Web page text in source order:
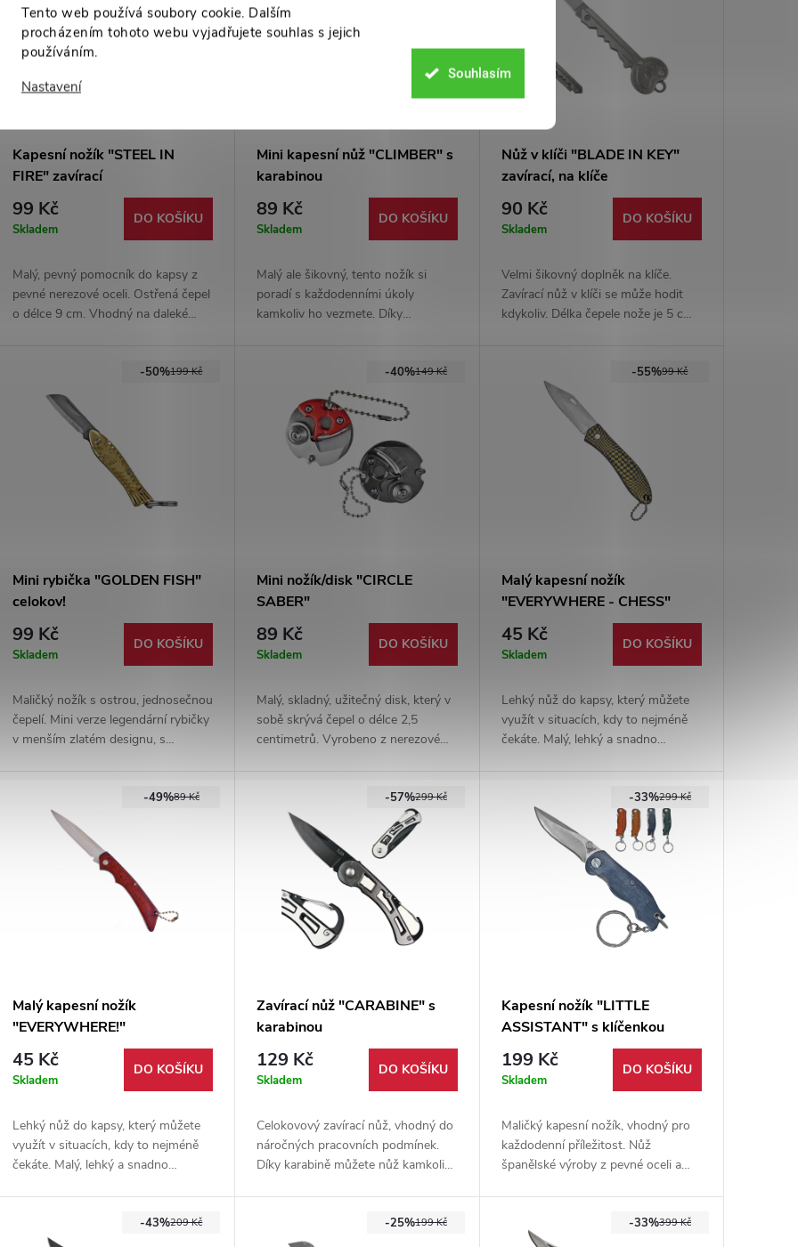
Tento web používá soubory cookie. Dalším
procházením tohoto webu vyjadřujete souhlas s jejich
používáním.
Nastavení
Souhlasím
Kapesní nožík "STEEL IN
FIRE" zavírací
99 Kč
Skladem
DO KOŠÍKU
Malý, pevný pomocník do kapsy z
pevné nerezové oceli. Ostřená čepel
o délce 9 cm. Vhodný na daleké
Mini kapesní nůž "CLIMBER" s
karabinou
89 Kč
Skladem
DO KOŠÍKU
Malý ale šikovný, tento nožík si
poradí s každodenními úkoly
kamkoliv ho vezmete. Díky
Nůž v klíči "BLADE IN KEY"
zavírací, na klíče
90 Kč
Skladem
DO KOŠÍKU
Velmi šikovný doplněk na klíče.
Zavírací nůž v klíči se může hodit
kdykoliv. Délka čepele nože je 5 cm.
199 Kč
-50%
Mini rybička "GOLDEN FISH"
celokov!
99 Kč
Skladem
DO KOŠÍKU
Maličký nožík s ostrou, jednosečnou
čepelí. Mini verze legendární rybičky
v menším zlatém designu, s
149 Kč
-40%
Mini nožík/disk "CIRCLE
SABER"
89 Kč
Skladem
DO KOŠÍKU
Malý, skladný, užitečný disk, který v
sobě skrývá čepel o délce 2,5
centimetrů. Vyrobeno z nerezové
99 Kč
-55%
Malý kapesní nožík
"EVERYWHERE - CHESS"
45 Kč
Skladem
DO KOŠÍKU
Lehký nůž do kapsy, který můžete
využít v situacích, kdy to nejméně
čekáte. Malý, lehký a snadno
89 Kč
-49%
Malý kapesní nožík
"EVERYWHERE!"
45 Kč
Skladem
DO KOŠÍKU
Lehký nůž do kapsy, který můžete
využít v situacích, kdy to nejméně
čekáte. Malý, lehký a snadno
299 Kč
-57%
Zavírací nůž "CARABINE" s
karabinou
129 Kč
Skladem
DO KOŠÍKU
Celokovový zavírací nůž, vhodný do
náročných pracovních podmínek.
Díky karabině můžete nůž kamkoliv
299 Kč
-33%
Kapesní nožík "LITTLE
ASSISTANT" s klíčenkou
199 Kč
Skladem
DO KOŠÍKU
Maličký kapesní nožík, vhodný pro
každodenní příležitost. Nůž
španělské výroby z pevné oceli a
209 Kč
-43% 199 Kč
-25% 399 Kč
-33%